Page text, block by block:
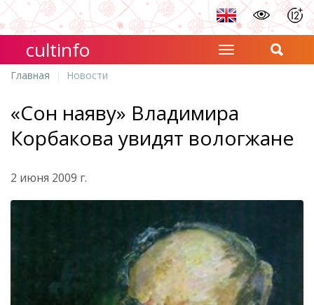
cultinfo
Главная Новости
«Сон наяву» Владимира
Корбакова увидят вологжане
2 июня 2009 г.